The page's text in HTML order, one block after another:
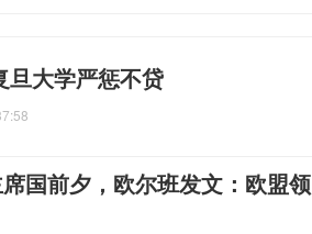
旦大学严惩不贷
国前夕，欧尔班发文：欧盟领